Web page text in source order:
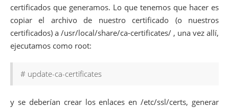
certificados que generamos. Lo que tenemos que hacer es
copiar el archivo de nuestro certificado (o nuestros
certificados) a /usr/local/share/ca-certificates/ , una vez allí,
ejecutamos como root:
# update-ca-certificates
y se deberían crear los enlaces en /etc/ssl/certs, generar